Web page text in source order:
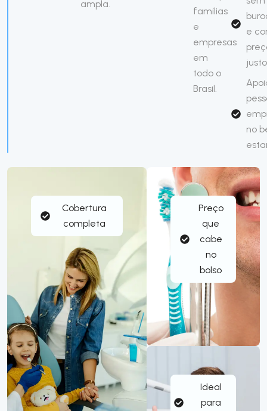
Cobertura
completa
Preço
que
cabe
no
bolso
Ideal
para
ampla.
famílias
e
empresas
em
todo o
Brasil.
e
justo
no